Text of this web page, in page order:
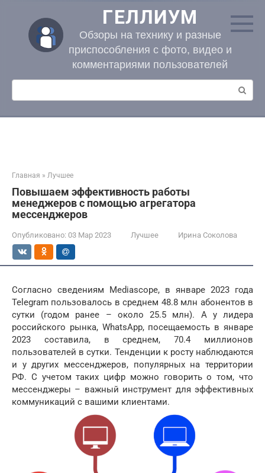
контенту
ГЕЛЛИУМ
Обзоры на технику и разные
приспособления с фото, видео и
комментариями пользователей
Поиск:
Главная » Лучшее
Повышаем эффективность работы
менеджеров с помощью агрегатора
мессенджеров
Опубликовано: 03 Мар 2023 Лучшее Ирина Соколова
Согласно сведениям Mediascope, в январе 2023 года
Telegram пользовалось в среднем 48.8 млн абонентов в
сутки (годом ранее – около 25.5 млн). А у лидера
российского рынка, WhatsApp, посещаемость в январе
2023 составила, в среднем, 70.4 миллионов
пользователей в сутки. Тенденции к росту наблюдаются
и у других мессенджеров, популярных на территории
РФ. С учетом таких цифр можно говорить о том, что
мессенджеры – важный инструмент для эффективных
коммуникаций с вашими клиентами.